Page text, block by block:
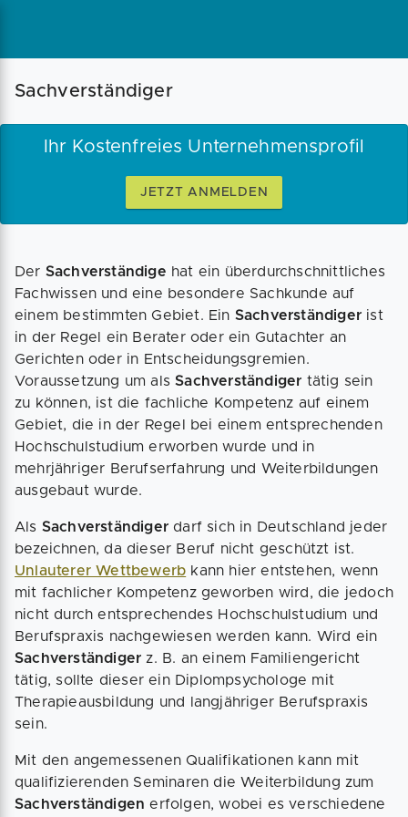
Magazin Businessplan Fördermittel
Sachverständiger
Ihr Kostenfreies Unternehmensprofil
JETZT ANMELDEN
Der Sachverständige hat ein überdurchschnittliches
Fachwissen und eine besondere Sachkunde auf
einem bestimmten Gebiet. Ein Sachverständiger ist
in der Regel ein Berater oder ein Gutachter an
Gerichten oder in Entscheidungsgremien.
Voraussetzung um alsSachverständiger tätig sein
zu können, ist die fachliche Kompetenz auf einem
Gebiet, die in der Regel bei einem entsprechenden
Hochschulstudium erworben wurde und in
mehrjähriger Berufserfahrung und Weiterbildungen
ausgebaut wurde.
Als Sachverständiger darf sich in Deutschland jeder
bezeichnen, da dieser Beruf nicht geschützt ist.
Unlauterer Wettbewerb kann hier entstehen, wenn
mit fachlicher Kompetenz geworben wird, die jedoch
nicht durch entsprechendes Hochschulstudium und
Berufspraxis nachgewiesen werden kann. Wird ein
Sachverständiger z. B. an einem Familiengericht
tätig, sollte dieser ein Diplompsychologe mit
Therapieausbildung und langjähriger Berufspraxis
sein.
Mit den angemessenen Qualifikationen kann mit
qualifizierenden Seminaren die Weiterbildung zum
Sachverständigen erfolgen, wobei es verschiedene